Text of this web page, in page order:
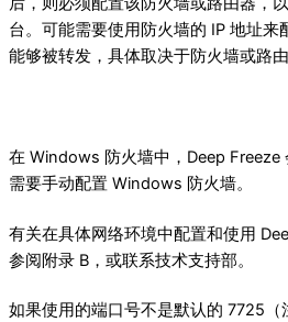
台。可能需要使用防火墙的 IP 地址
能够被转发，具体取决于防火墙或路由
在 Windows 防火墙中，Deep Freeze
需要手动配置 Windows 防火墙。
有关在具体网络环境中配置和使用
参阅附录 B，或联系技术支持部。
如果使用的端口号不是默认的 7725（